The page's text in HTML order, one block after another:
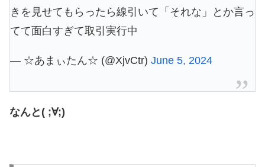
きを見せてもらったら線引いて「それな」とか言っ
てて面白すぎて取引実行中
— ☆あまぃたん☆ (@XjvCtr) June 5, 2024
なんと( ;∀;)